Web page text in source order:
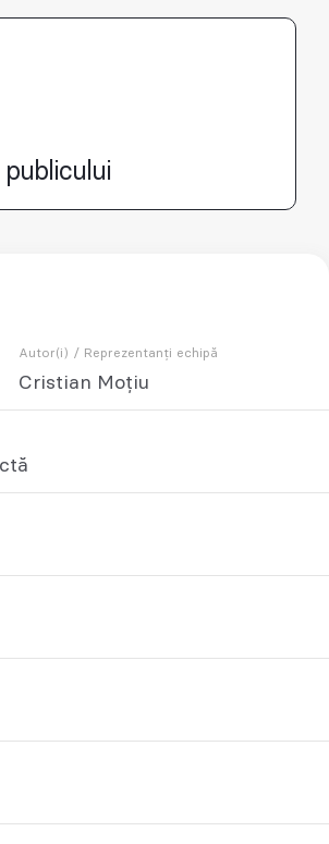
Autor(i) / Reprezentanți echipă
Cristian Moțiu